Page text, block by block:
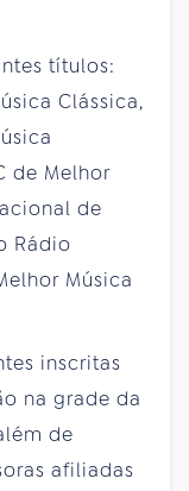
títulos:
Clássica,
de Melhor
de
Rádio
Música
inscritas
na grade da
de
afiliadas